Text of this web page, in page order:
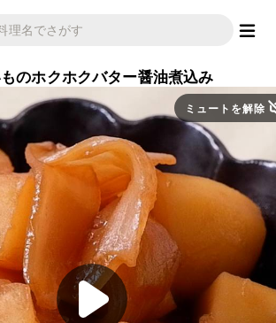
のホクホクバター醤油煮込み
ミュートを解除